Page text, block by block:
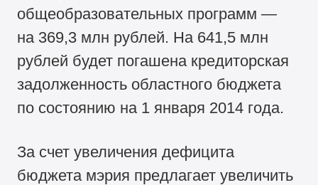
общеобразовательных программ —
на 369,3 млн рублей. На 641,5 млн
рублей будет погашена кредиторская
задолженность областного бюджета
по состоянию на 1 января 2014 года.
За счет увеличения дефицита
бюджета мэрия предлагает увеличить